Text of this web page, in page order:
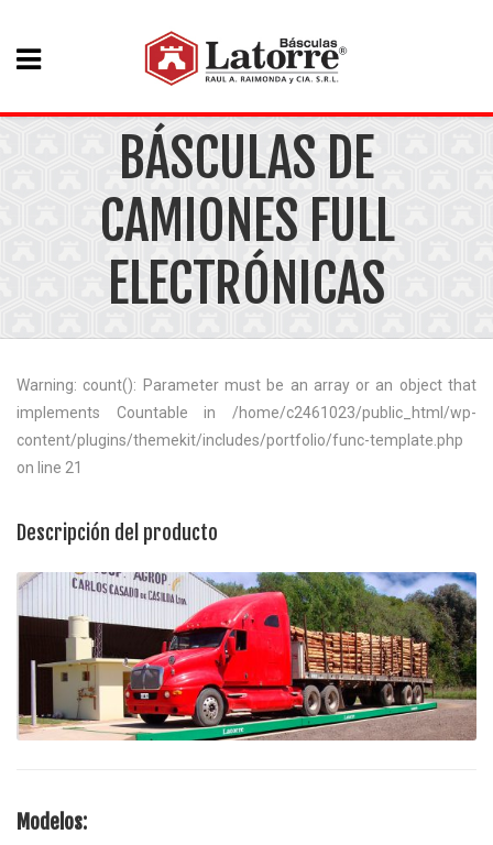
BÁSCULAS DE
CAMIONES FULL
ELECTRÓNICAS
Warning: count(): Parameter must be an array or an object that
implements Countable in /home/c2461023/public_html/wp-
content/plugins/themekit/includes/portfolio/func-template.php
on line 21
Descripción del producto
Modelos: